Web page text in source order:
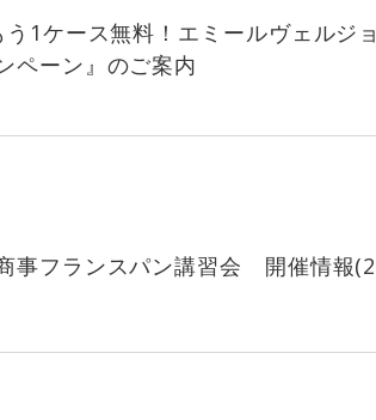
1ケース無料！エミールヴェルジ
ペーン』のご案内
事フランスパン講習会 開催情報